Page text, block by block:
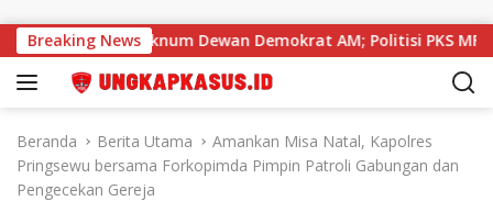
Breaking News
Seret Oknum Dewan Demokrat AM; Politisi PKS MF Turut
Beranda Berita Utama
Amankan Misa Natal, Kapolres
Pringsewu bersama Forkopimda Pimpin Patroli Gabungan dan
Pengecekan Gereja